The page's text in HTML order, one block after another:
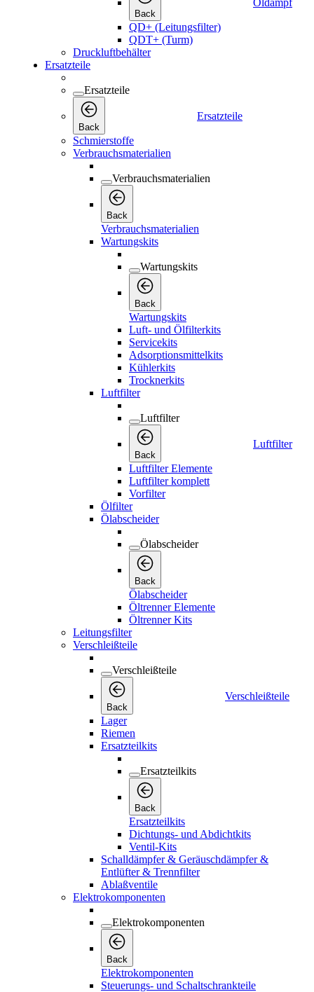
Back
Öldampf
QD+ (Leitungsfilter)
QDT+ (Turm)
Druckluftbehälter
Ersatzteile
Ersatzteile
Back
Ersatzteile
Schmierstoffe
Verbrauchsmaterialien
Verbrauchsmaterialien
Back
Verbrauchsmaterialien
Wartungskits
Wartungskits
Back
Wartungskits
Luft- und Ölfilterkits
Servicekits
Adsorptionsmittelkits
Kühlerkits
Trocknerkits
Luftfilter
Luftfilter
Back
Luftfilter
Luftfilter Elemente
Luftfilter komplett
Vorfilter
Ölfilter
Ölabscheider
Ölabscheider
Back
Ölabscheider
Öltrenner Elemente
Öltrenner Kits
Leitungsfilter
Verschleißteile
Verschleißteile
Back
Verschleißteile
Lager
Riemen
Ersatzteilkits
Ersatzteilkits
Back
Ersatzteilkits
Dichtungs- und Abdichtkits
Ventil-Kits
Schalldämpfer & Geräuschdämpfer &
Entlüfter & Trennfilter
Ablaßventile
Elektrokomponenten
Elektrokomponenten
Back
Elektrokomponenten
Steuerungs- und Schaltschrankteile